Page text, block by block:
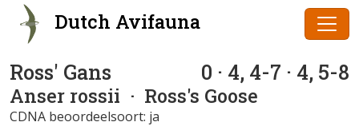
Dutch Avifauna
Ross' Gans 0 · 4, 4-7 · 4, 5-8
Anser rossii · Ross's Goose
CDNA beoordeelsoort: ja